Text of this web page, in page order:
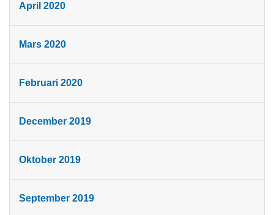
April 2020
Mars 2020
Februari 2020
December 2019
Oktober 2019
September 2019